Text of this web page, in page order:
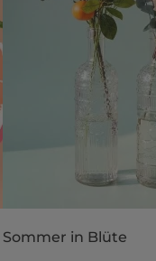
Sommer in Blüte